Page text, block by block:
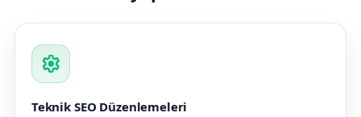
settings
Teknik SEO Düzenlemeleri